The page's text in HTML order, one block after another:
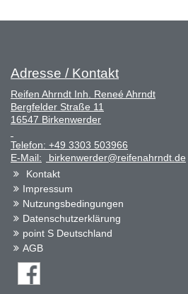
Adresse / Kontakt
Reifen Ahrndt Inh. Reneé Ahrndt
Bergfelder Straße 11
16547 Birkenwerder
Telefon: +49 3303 503966
E-Mail:
birkenwerder@reifenahrndt.de
Kontakt
Impressum
Nutzungsbedingungen
Datenschutzerklärung
point S Deutschland
AGB